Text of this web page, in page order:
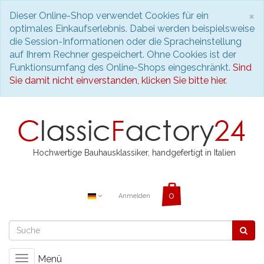
×
Dieser Online-Shop verwendet Cookies für ein
optimales Einkaufserlebnis. Dabei werden beispielsweise
die Session-Informationen oder die Spracheinstellung
auf Ihrem Rechner gespeichert. Ohne Cookies ist der
Funktionsumfang des Online-Shops eingeschränkt. Sind
Sie damit nicht einverstanden, klicken Sie bitte hier.
Hochwertige Bauhausklassiker, handgefertigt in Italien
Anmelden
Toggle
Menü